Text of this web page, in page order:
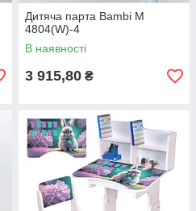
Дитяча парта Bambi M
4804(W)-4
В наявності
3 915,80 ₴